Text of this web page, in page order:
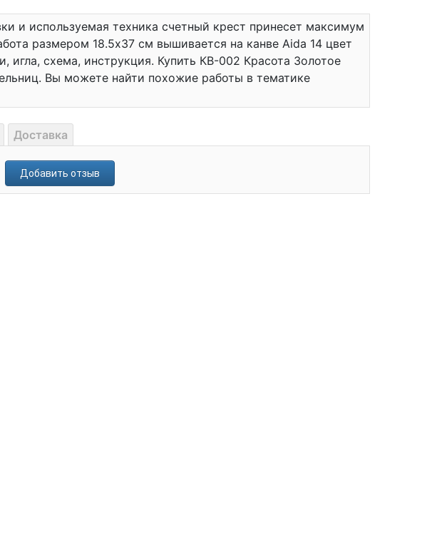
и используемая техника счетный крест принесет максимум
размером 18.5x37 см вышивается на канве Aida 14 цвет
игла, схема, инструкция. Купить КВ-002 Красота Золотое
Вы можете найти похожие работы в тематике
Доставка
Добавить отзыв